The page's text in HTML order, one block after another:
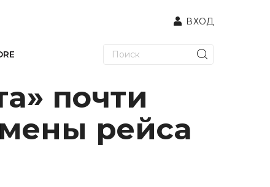
ВХОД
почти
рейса